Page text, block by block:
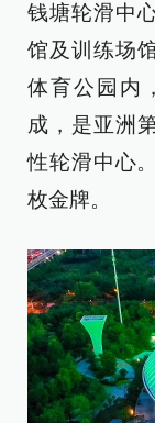
钱塘轮滑中
馆及训练场
体育公园内
成，是亚洲
性轮滑中心
枚金牌。